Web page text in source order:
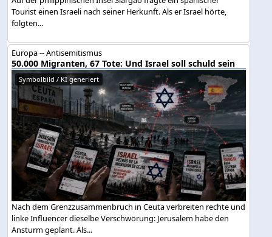
Tourist einen Israeli nach seiner Herkunft. Als er Israel hörte,
folgten...
Europa -- Antisemitismus
50.000 Migranten, 67 Tote: Und Israel soll schuld sein
Symbolbild / KI generiert
Nach dem Grenzzusammenbruch in Ceuta verbreiten rechte und
linke Influencer dieselbe Verschwörung: Jerusalem habe den
Ansturm geplant. Als...